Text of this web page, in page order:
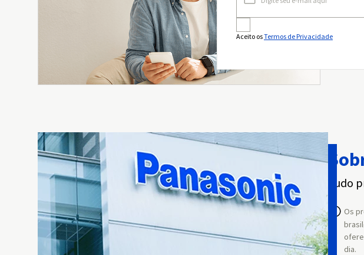
Aceito osTermos de Privacidade
Tudo
Os
dia.